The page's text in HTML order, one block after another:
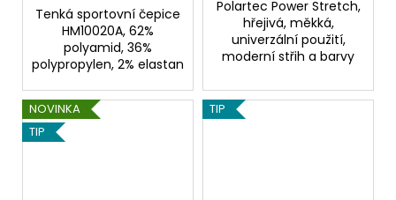
Tenká sportovní čepice
HM10020A, 62%
polyamid, 36%
polypropylen, 2% elastan
Polartec Power Stretch,
hřejivá, měkká,
univerzální použití,
moderní střih a barvy
NOVINKA
TIP
TIP